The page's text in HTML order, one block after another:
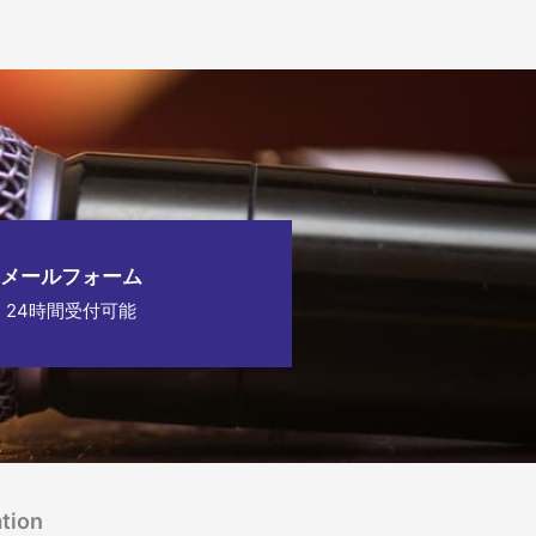
メールフォーム
24時間受付可能